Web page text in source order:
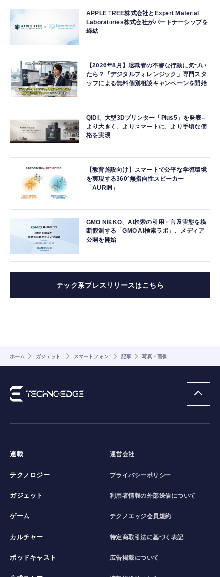
APPLE TREE株式会社とExpert Material
Laboratories株式会社がパートナーシップを
締結
【2026年8月】退職者の不審な行動に気づい
たら？「デジタルフォレンジック」専門スタ
ッフによる無料個別相談キャンペーンを開始
QIDI、大型3Dプリンター「Plus5」を発表--
より大きく、よりスマートに、より手頃な価
格を実現
【教育施設向け】スマートで公平な学習環境
を実現する360°無指向性スピーカー
「AURIM」
GMO NIKKO、AI検索の引用・言及実態を横
断観測する「GMO AI検索ラボ」、メディア
公開を開始
テック系プレスリリースはこちら
ホーム ガジェット スマートフォン 記事 写真・画像
連載
テクノロジー
ガジェット
ゲーム
カルチャー
ポッドキャスト
運営会社
プライバシーポリシー
利用者情報の外部送信について
テクノエッジ会員規約
特定商取引法に基づく表記
広告掲載について